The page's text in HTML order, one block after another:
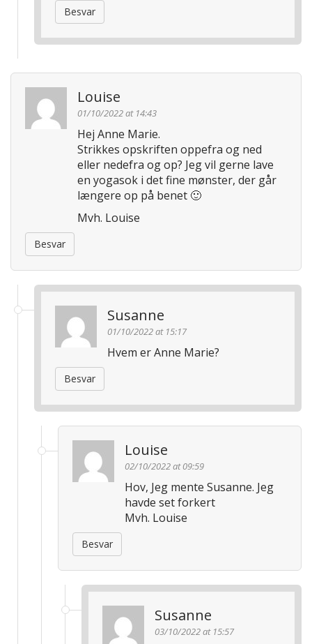
Besvar
Louise
01/10/2022 at 14:43
Hej Anne Marie.
Strikkes opskriften oppefra og ned
eller nedefra og op? Jeg vil gerne lave
en yogasok i det fine mønster, der går
længere op på benet 🙂
Mvh. Louise
Besvar
Susanne
01/10/2022 at 15:17
Hvem er Anne Marie?
Besvar
Louise
02/10/2022 at 09:59
Hov, Jeg mente Susanne. Jeg
havde set forkert
Mvh. Louise
Besvar
Susanne
03/10/2022 at 15:57